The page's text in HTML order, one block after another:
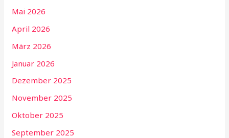
Mai 2026
April 2026
März 2026
Januar 2026
Dezember 2025
November 2025
Oktober 2025
September 2025